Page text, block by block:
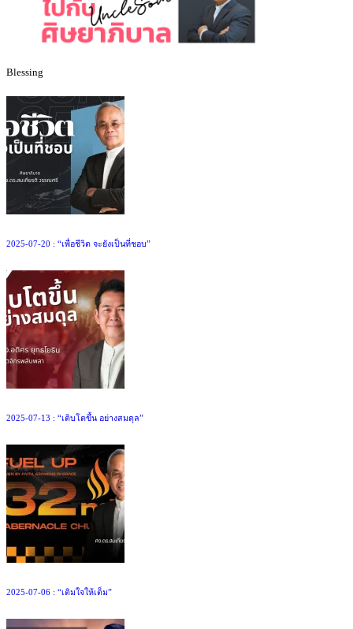
Blessing
2025-07-20 : “เพื่อชีวิต จะยังเป็นที่ชอบ”
2025-07-13 : “เติบโตขึ้น อย่างสมดุล”
2025-07-06 : “เติมใจให้เต็ม”